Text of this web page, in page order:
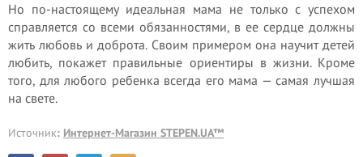
Но по-настоящему идеальная мама не только с успехом
справляется со всеми обязанностями, в ее сердце должны
жить любовь и доброта. Своим примером она научит детей
любить, покажет правильные ориентиры в жизни. Кроме
того, для любого ребенка всегда его мама — самая лучшая
на свете.
Источник: Интернет-Магазин STEPEN.UA™